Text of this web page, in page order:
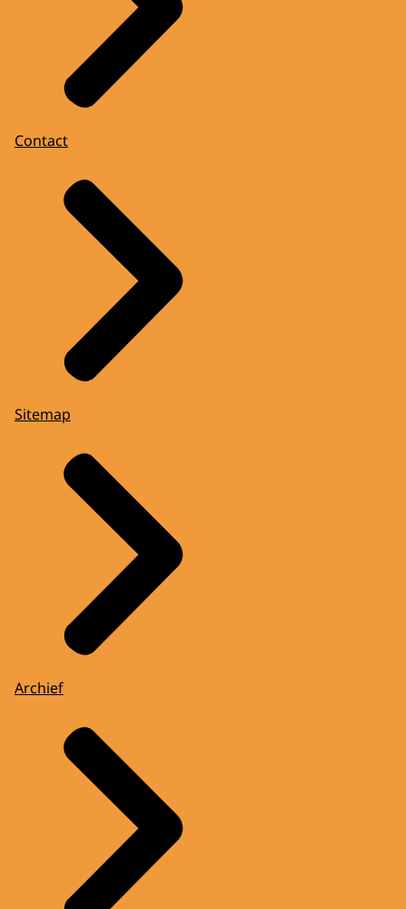
Contact
Sitemap
Archief